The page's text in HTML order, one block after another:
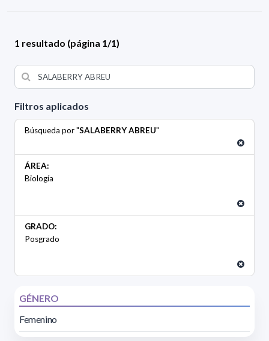
Filtros aplicados
Búsqueda por "SALABERRY ABREU"
ÁREA:
Biología
GRADO:
Posgrado
GÉNERO
Femenino
1 resultado (página 1/1)